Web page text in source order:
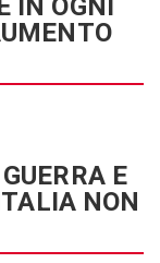
E
NON